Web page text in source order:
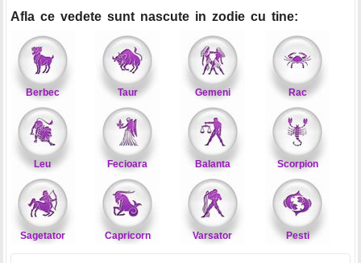
Afla ce vedete sunt nascute in zodie cu tine:
Berbec Taur Gemeni Rac
Leu Fecioara Balanta Scorpion
Sagetator Capricorn Varsator Pesti